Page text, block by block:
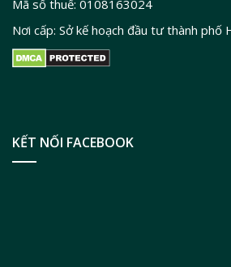
Mã số thuế: 0108163024
Nơi cấp: Sở kế hoạch đầu tư thành phố
KẾT NỐI FACEBOOK